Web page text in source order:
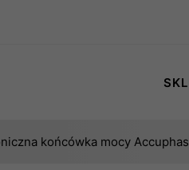
końcówka mocy